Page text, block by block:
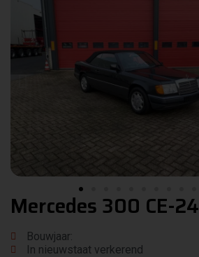
Mercedes 300 CE-24
Bouwjaar:
In nieuwstaat verkerend